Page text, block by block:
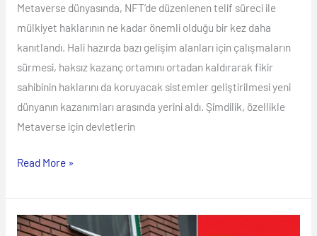
Metaverse dünyasında, NFT’de düzenlenen telif süreci ile
mülkiyet haklarının ne kadar önemli olduğu bir kez daha
kanıtlandı. Hali hazırda bazı gelişim alanları için çalışmaların
sürmesi, haksız kazanç ortamını ortadan kaldırarak fikir
sahibinin haklarını da koruyacak sistemler geliştirilmesi yeni
dünyanın kazanımları arasında yerini aldı. Şimdilik, özellikle
Metaverse için devletlerin
Read More »
Kopyala